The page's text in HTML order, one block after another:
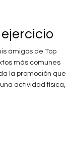
amigos de Top
más comunes
la promoción que
actividad física,